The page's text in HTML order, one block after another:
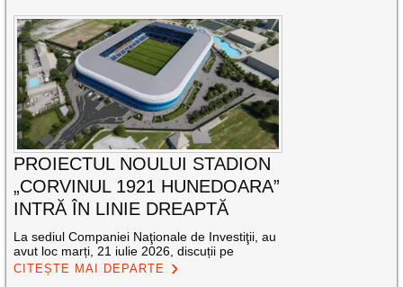
PROIECTUL NOULUI STADION
„CORVINUL 1921 HUNEDOARA”
INTRĂ ÎN LINIE DREAPTĂ
La sediul Companiei Naţionale de Investiţii, au
avut loc marți, 21 iulie 2026, discuții pe
CITEȘTE MAI DEPARTE